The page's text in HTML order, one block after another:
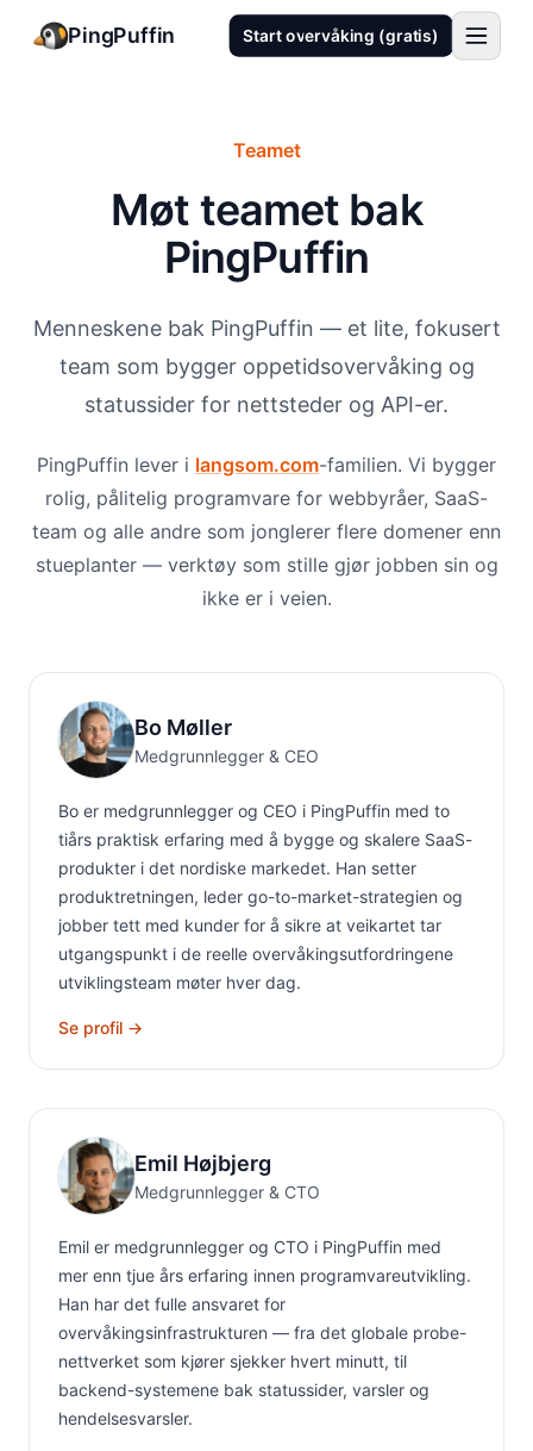
PingPuffin Start overvåking (gratis)
Teamet
Møt teamet bak
PingPuffin
Menneskene bak PingPuffin — et lite, fokusert
team som bygger oppetidsovervåking og
statussider for nettsteder og API-er.
PingPuffin lever i langsom.com-familien. Vi bygger
rolig, pålitelig programvare for webbyråer, SaaS-
team og alle andre som jonglerer flere domener enn
stueplanter — verktøy som stille gjør jobben sin og
ikke er i veien.
Bo Møller
Medgrunnlegger & CEO
Bo er medgrunnlegger og CEO i PingPuffin med to
tiårs praktisk erfaring med å bygge og skalere SaaS-
produkter i det nordiske markedet. Han setter
produktretningen, leder go-to-market-strategien og
jobber tett med kunder for å sikre at veikartet tar
utgangspunkt i de reelle overvåkingsutfordringene
utviklingsteam møter hver dag.
Se profil →
Emil Højbjerg
Medgrunnlegger & CTO
Emil er medgrunnlegger og CTO i PingPuffin med
mer enn tjue års erfaring innen programvareutvikling.
Han har det fulle ansvaret for
overvåkingsinfrastrukturen — fra det globale probe-
nettverket som kjører sjekker hvert minutt, til
backend-systemene bak statussider, varsler og
hendelsesvarsler.